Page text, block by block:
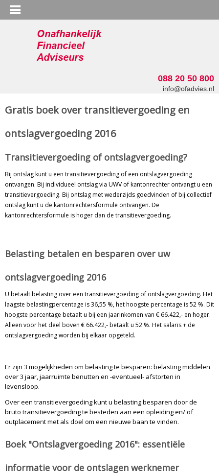
088 20 50 800
info@ofadvies.nl
Gratis boek over transitievergoeding en
ontslagvergoeding 2016
Transitievergoeding of ontslagvergoeding?
Bij ontslag kunt u een transitievergoeding of een ontslagvergoeding
ontvangen. Bij individueel ontslag via UWV of kantonrechter ontvangt u een
transitievergoeding. Bij ontslag met wederzijds goedvinden of bij collectief
ontslag kunt u de kantonrechtersformule ontvangen. De
kantonrechtersformule is hoger dan de transitievergoeding.
Belasting betalen en besparen over uw
ontslagvergoeding 2016
U betaalt belasting over een transitievergoeding of ontslagvergoeding. Het
laagste belastingpercentage is 36,55 %, het hoogste percentage is 52 %. Dit
hoogste percentage betaalt u bij een jaarinkomen van € 66.422,- en hoger.
Alleen voor het deel boven € 66.422,- betaalt u 52 %. Het salaris + de
ontslagvergoeding worden bij elkaar opgeteld.
Er zijn 3 mogelijkheden om belasting te besparen: belasting middelen
over 3 jaar, jaarruimte benutten en -eventueel- afstorten in
levensloop.
Over een transitievergoeding kunt u belasting besparen door de
bruto transitievergoeding te besteden aan een opleiding en/ of
outplacement met als doel om een nieuwe baan te vinden.
Boek "Ontslagvergoeding 2016": essentiële
informatie voor de ontslagen werknemer